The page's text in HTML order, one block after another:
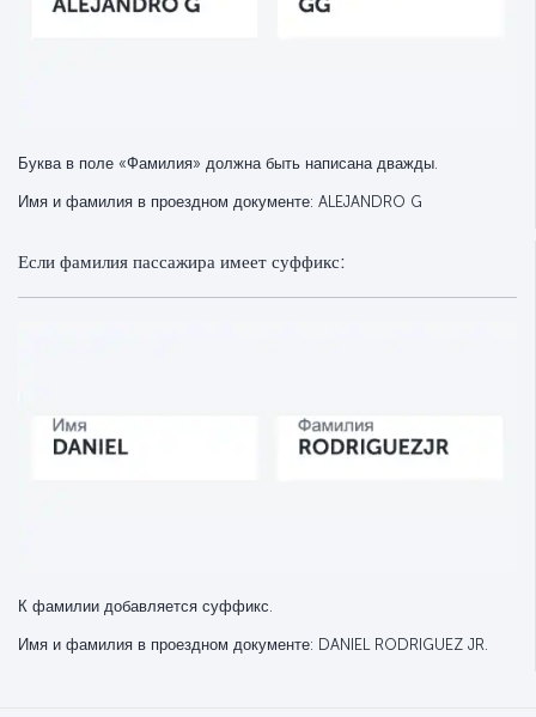
Буква в поле «Фамилия» должна быть написана дважды.
Имя и фамилия в проездном документе: ALEJANDRO G
Если фамилия пассажира имеет суффикс:
К фамилии добавляется суффикс.
Имя и фамилия в проездном документе: DANIEL RODRIGUEZ JR.